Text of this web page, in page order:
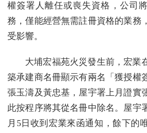
權簽署人離任或喪失資格，公司
務，僅能經營無需註冊資格的業務
受影響。
大埔宏福苑火災發生前，宏業
築承建商名冊顯示有兩名「獲授權
張玉濤及黃忠基，屋宇署上月證實
此按程序將其從名冊中除名。屋宇
月5日收到宏業來函通知，餘下的